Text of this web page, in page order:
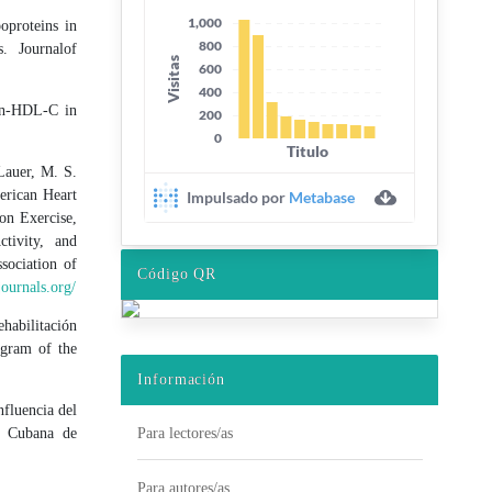
in
Journalof
HDL-C in
M. S.
Heart
Exercise,
and
of
of the
del
de
Código QR
Información
Para lectores/as
Para autores/as